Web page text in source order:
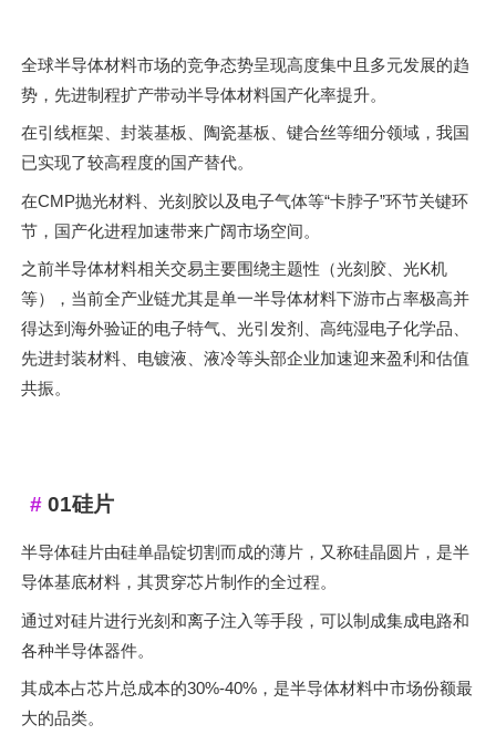
全球半导体材料市场的竞争态势呈现高度集中且多元发展的趋
势，先进制程扩产带动半导体材料国产化率提升。
在引线框架、封装基板、陶瓷基板、键合丝等细分领域，我国
已实现了较高程度的国产替代。
在CMP抛光材料、光刻胶以及电子气体等“卡脖子”环节关键环
节，国产化进程加速带来广阔市场空间。
之前半导体材料相关交易主要围绕主题性（光刻胶、光K机
等），当前全产业链尤其是单一半导体材料下游市占率极高并
得达到海外验证的电子特气、光引发剂、高纯湿电子化学品、
先进封装材料、电镀液、液冷等头部企业加速迎来盈利和估值
共振。
01硅片
半导体硅片由硅单晶锭切割而成的薄片，又称硅晶圆片，是半
导体基底材料，其贯穿芯片制作的全过程。
通过对硅片进行光刻和离子注入等手段，可以制成集成电路和
各种半导体器件。
其成本占芯片总成本的30%-40%，是半导体材料中市场份额最
大的品类。